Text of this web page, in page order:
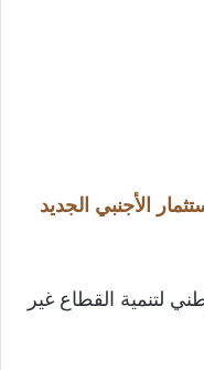
الأجنبي الجديد
لتنمية القطاع غير